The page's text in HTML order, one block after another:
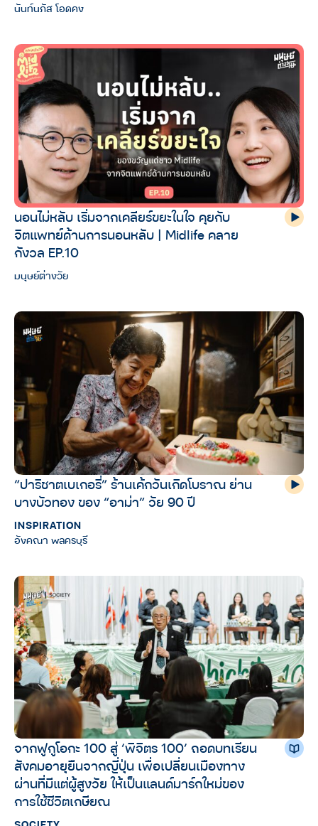
นันท์นภัส โอดคง
นอนไม่หลับ เริ่มจากเคลียร์ขยะในใจ คุยกับ
จิตแพทย์ด้านการนอนหลับ | Midlife คลาย
กังวล EP.10
มนุษย์ต่างวัย
“ปาริชาตเบเกอรี่” ร้านเค้กวันเกิดโบราณ ย่าน
บางบัวทอง ของ “อาม่า” วัย 90 ปี
INSPIRATION
อังคณา พลครบุรี
จากฟูกูโอกะ 100 สู่ ‘พิจิตร 100’ ถอดบทเรียน
สังคมอายุยืนจากญี่ปุ่น เพื่อเปลี่ยนเมืองทาง
ผ่านที่มีแต่ผู้สูงวัย ให้เป็นแลนด์มาร์กใหม่ของ
การใช้ชีวิตเกษียณ